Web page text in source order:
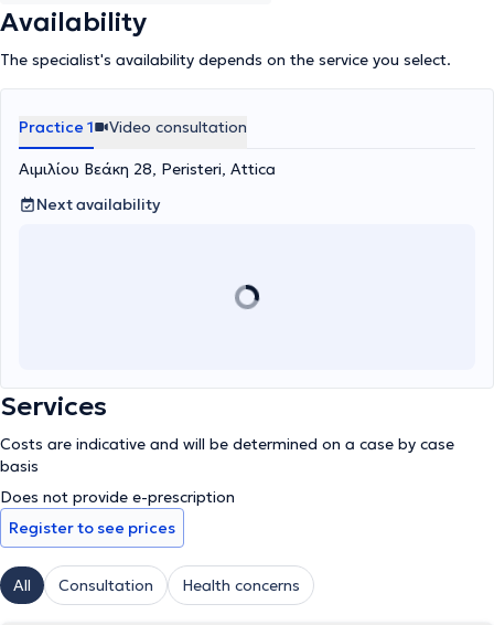
Availability
The specialist's availability depends on the service you select.
Practice 1 Video consultation
Αιμιλίου Βεάκη 28, Peristeri, Attica
Next availability
Services
Costs are indicative and will be determined on a case by case
basis
Does not provide e-prescription
Register to see prices
All Consultation Health concerns